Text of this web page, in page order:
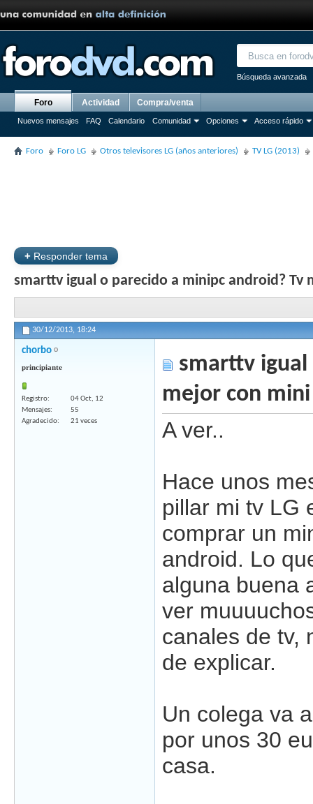
Búsqueda avanzada
Foro
Nuevos mensajes FAQ Calendario Comunidad Opciones Acceso rápido
Actividad Compra/venta
Foro Foro LG Otros televisores LG (años anteriores) TV LG (2013)
+ Responder tema
smarttv igual o parecido a minipc android? Tv
30/12/2013, 18:24
chorbo
principiante
Registro
04 Oct, 12
Mensajes
55
Agradecido
21 veces
smarttv igual
mejor con mini
A ver..
Hace unos
pillar mi tv LG
comprar un
android. Lo
alguna buena
ver
canales de tv,
de explicar.
Un colega va
por unos 30
casa.